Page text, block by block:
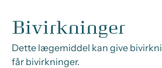
Bivirkninger
Dette lægemiddel kan give
får bivirkninger.